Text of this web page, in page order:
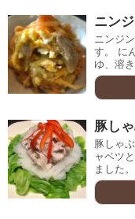
ニン
ニンジ
す。 に
ゆ、溶
豚し
豚しゃ
ャベツ
ました